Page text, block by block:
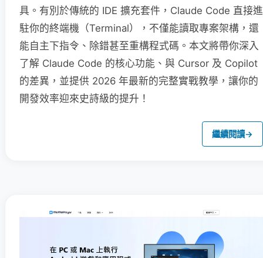
具。有別於傳統的 IDE 擴充套件，Claude Code 直接進
駐你的終端機（Terminal），不僅能讀取專案架構，還
能自主下指令、除錯甚至重構程式碼。本文將帶你深入
了解 Claude Code 的核心功能、與 Cursor 及 Copilot
的差異，並提供 2026 年最新的完整實戰教學，讓你的
開發效率迎來史詩級的提升！
繼續閱讀→